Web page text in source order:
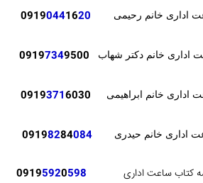
اداری خانم رحیمی 09190441620
اداری خانم دکتر شهاب 09197349500
اداری خانم ابراهیمی 3716030
اداری خانم حیدری 0919
8284084
کتاب ساعت اداری 09195920598